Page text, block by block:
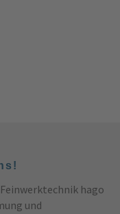
hago
und